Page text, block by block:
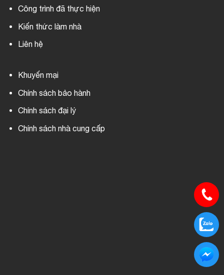
Công trình đã thực hiện
Kiến thức làm nhà
Liên hệ
Khuyến mại
Chính sách bảo hành
Chính sách đại lý
Chính sách nhà cung cấp